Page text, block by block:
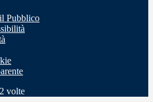
Pubblico
volte